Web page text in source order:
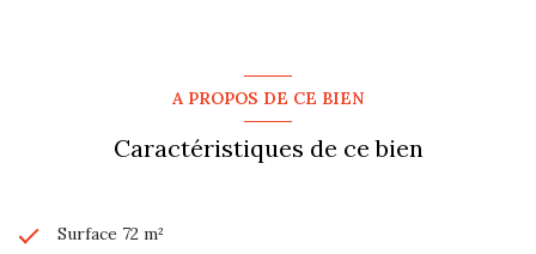
A PROPOS DE CE BIEN
Caractéristiques de ce bien
Surface 72 m²